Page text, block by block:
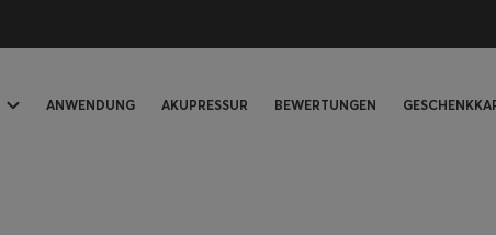
ANWENDUNG AKUPRESSUR BEWERTUNGEN